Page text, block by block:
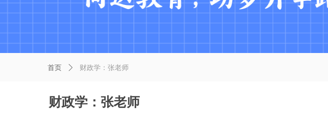
财政学：张老师
首页 ꄲ 财政学：张老师